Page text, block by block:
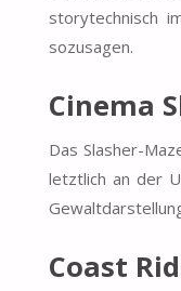
storytechnisch
sozusagen.
Cinema
Das Slasher-
letztlich an der
Coast